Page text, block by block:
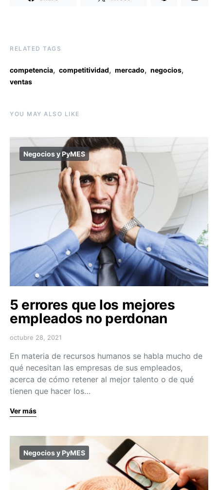
RELATED TAGS
competencia, competitividad, mercado, negocios,
ventas
YOU MAY ALSO LIKE
Negocios y PyMES
5 errores que los mejores
empleados no perdonan
octubre 28, 2021
En materia de recursos humanos se habla mucho de
qué necesitan las empresas de sus empleados,
acerca de cómo retener al mejor talento o de qué
tienen que hacer los…
Ver más
Negocios y PyMES